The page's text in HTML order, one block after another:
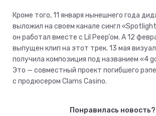
Кроме того, 11 января нынешнего года
выложил на своем канале сингл
он работал вместе с Lil Peep’ом. А 12
выпущен клип на этот трек. 13 мая
получила композиция под названием «4
Это — совместный проект погибшего
с продюсером Clams Casino.
Понравилась новость?